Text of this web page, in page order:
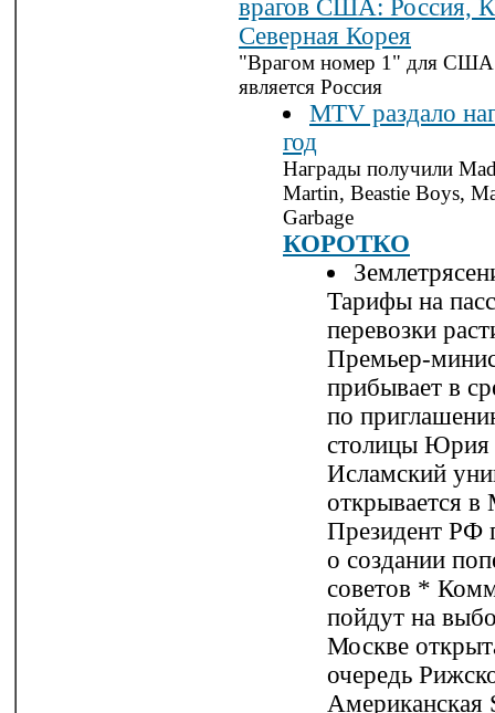
врагов США: Россия,
Северная Корея
"Врагом номер 1" для США
является Россия
MTV раздало
год
Награды получили
Martin, Beastie Boys,
Garbage
КОРОТКО
Тарифы на
перевозки
Премьер-
прибывает в
по
столицы
Исламский
открывается
Президент РФ
о создании
советов *
пойдут на
Москве
очередь
Американская